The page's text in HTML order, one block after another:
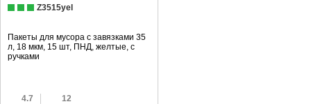
Z3515yel
Пакеты для мусора с завязками 35
л, 18 мкм, 15 шт, ПНД, желтые, с
ручками
4.7 12